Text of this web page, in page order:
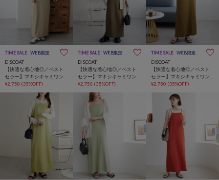
TIME SALE WEB限定
DISCOAT
【快適な着心地◎／ベスト
セラー】マキシキャミワン
ピース《WEB限定》
¥2,750 (35%OFF)
TIME SALE WEB限定
DISCOAT
【快適な着心地◎／ベスト
セラー】マキシキャミワン
ピース《WEB限定》
¥2,750 (35%OFF)
TIME SALE WEB限定
DISCOAT
【快適な着心地◎／ベスト
セラー】マキシキャミワン
ピース《WEB限定》
¥2,750 (35%OFF)